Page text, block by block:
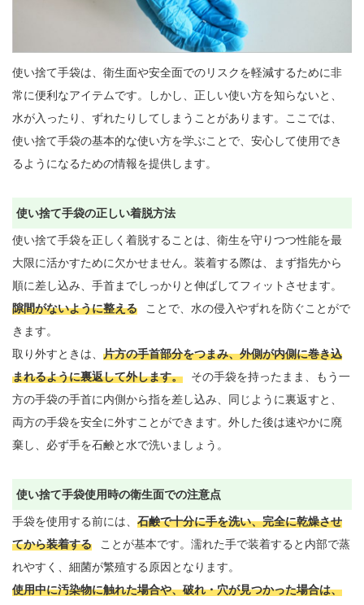
使い捨て手袋は、衛生面や安全面でのリスクを軽減するために非
常に便利なアイテムです。しかし、正しい使い方を知らないと、
水が入ったり、ずれたりしてしまうことがあります。ここでは、
使い捨て手袋の基本的な使い方を学ぶことで、安心して使用でき
るようになるための情報を提供します。
使い捨て手袋の正しい着脱方法
使い捨て手袋を正しく着脱することは、衛生を守りつつ性能を最
大限に活かすために欠かせません。装着する際は、まず指先から
順に差し込み、手首までしっかりと伸ばしてフィットさせます。
隙間がないように整える
ことで、水の侵入やずれを防ぐことがで
きます。
取り外すときは、 片方の手首部分をつまみ、外側が内側に巻き込
まれるように裏返して外します。
その手袋を持ったまま、もう一
方の手袋の手首に内側から指を差し込み、同じように裏返すと、
両方の手袋を安全に外すことができます。外した後は速やかに廃
棄し、必ず手を石鹸と水で洗いましょう。
使い捨て手袋使用時の衛生面での注意点
手袋を使用する前には、 石鹸で十分に手を洗い、完全に乾燥させ
てから装着する
ことが基本です。濡れた手で装着すると内部で蒸
使用中に汚染物に触れた場合や、破れ・穴が見つかった場合は、